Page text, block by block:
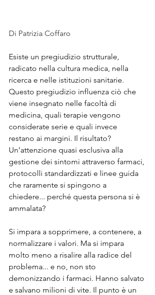
Di Patrizia Coffaro
Esiste un pregiudizio strutturale,
radicato nella cultura medica, nella
ricerca e nelle istituzioni sanitarie.
Questo pregiudizio influenza ciò che
viene insegnato nelle facoltà di
medicina, quali terapie vengono
considerate serie e quali invece
restano ai margini. Il risultato?
Un’attenzione quasi esclusiva alla
gestione dei sintomi attraverso farmaci,
protocolli standardizzati e linee guida
che raramente si spingono a
chiedere... perché questa persona si è
ammalata?
Si impara a sopprimere, a contenere, a
normalizzare i valori. Ma si impara
molto meno a risalire alla radice del
problema... e no, non sto
demonizzando i farmaci. Hanno salvato
e salvano milioni di vite. Il punto è un